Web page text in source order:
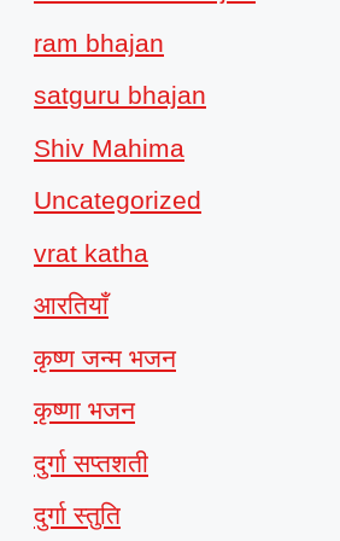
ram bhajan
satguru bhajan
Shiv Mahima
Uncategorized
vrat katha
आरतियाँ
कृष्ण जन्म भजन
कृष्णा भजन
दुर्गा सप्तशती
दुर्गा स्तुति